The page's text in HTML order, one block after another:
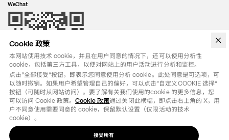
WeChat
Cookie 政策
本网站使用技术 cookie，并且在用户同意的情况下，还可以使用分析性
cookie，包括第三方工具，以便对网站上的用户活动进行分析和监控。
点击“全部接受”按钮，即表示您同意使用分析 cookie。此处同意是可选项，可
以随时撤销。如果用户希望管理自己的偏好，可以点击“自定义COOKIE 选择”
按钮（可随时从网站访问）。要了解有关我们使用的cookie 的更多信息，您
可以访问 Cookie 政策。Cookie 政策通过关闭此横幅，即点击右上角的 X，用
户不同意使用需要同意的 cookie，保留默认设置（仅限活动的技术
cookie）。
接受所有